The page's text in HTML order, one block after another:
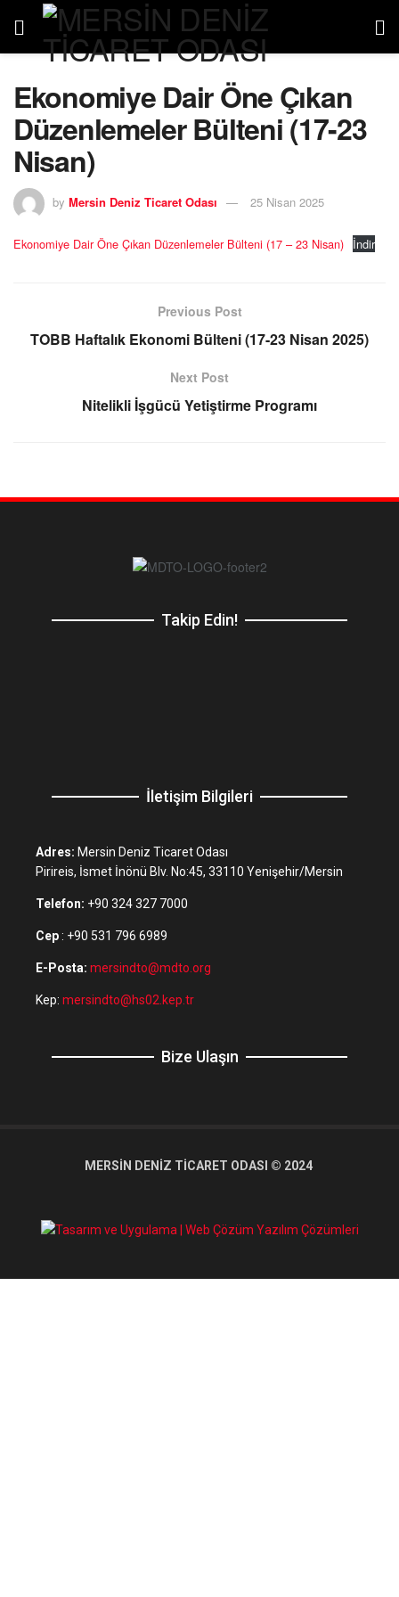
Ekonomiye Dair Öne Çıkan
Düzenlemeler Bülteni (17-23
Nisan)
by Mersin Deniz Ticaret Odası 25 Nisan 2025
Ekonomiye Dair Öne Çıkan Düzenlemeler Bülteni (17 – 23 Nisan) İndir
Previous Post
TOBB Haftalık Ekonomi Bülteni (17-23 Nisan 2025)
Next Post
Nitelikli İşgücü Yetiştirme Programı
Takip Edin!
İletişim Bilgileri
Adres: Mersin Deniz Ticaret Odası
Pirireis, İsmet İnönü Blv. No:45, 33110 Yenişehir/Mersin
Telefon: +90 324 327 7000
Cep: +90 531 796 6989
E-Posta: mersindto@mdto.org
Kep: mersindto@hs02.kep.tr
Bize Ulaşın
MERSİN DENİZ TİCARET ODASI © 2024